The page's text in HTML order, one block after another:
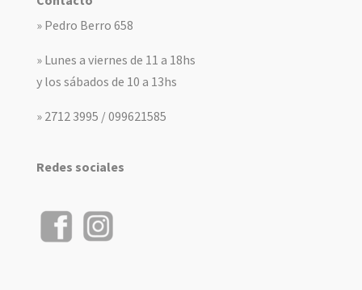
» Pedro Berro 658
» Lunes a viernes de 11 a 18hs
y los sábados de 10 a 13hs
» 2712 3995 / 099621585
Redes sociales